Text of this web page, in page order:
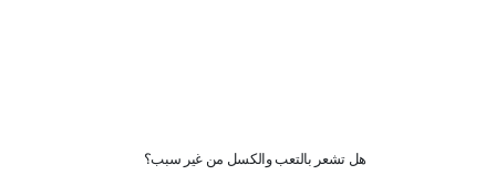
هل تشعر بالتعب والكسل من غير سبب؟